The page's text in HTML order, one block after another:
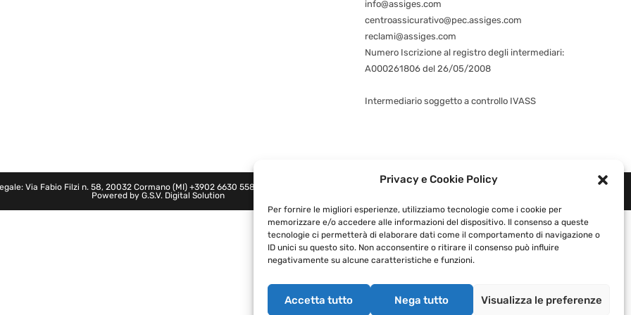
Privacy e Cookie Policy
Per fornire le migliori esperienze, utilizziamo tecnologie come i cookie per
memorizzare e/o accedere alle informazioni del dispositivo. Il consenso a queste
tecnologie ci permetterà di elaborare dati come il comportamento di navigazione o
ID unici su questo sito. Non acconsentire o ritirare il consenso può influire
negativamente su alcune caratteristiche e funzioni.
Accetta tutto Nega tutto Visualizza le preferenze
info@assiges.com
centroassicurativo@pec.assiges.com
reclami@assiges.com
Numero Iscrizione al registro degli intermediari:
A000261806 del 26/05/2008
Intermediario soggetto a controllo IVASS
Via Fabio Filzi n. 58, 20032 Cormano (MI) +3902 6630 5580 Privacy e Cookie Policy
Powered by G.S.V. Digital Solution